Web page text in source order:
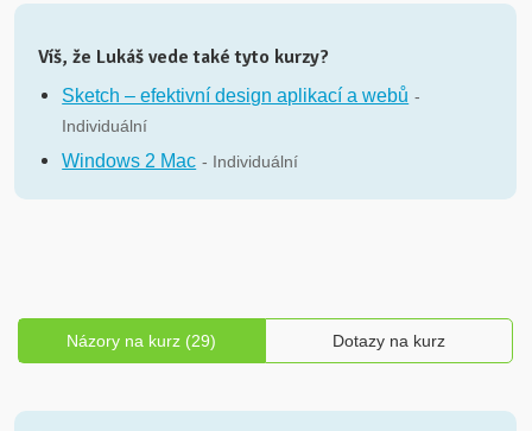
Víš, že Lukáš vede také tyto kurzy?
Sketch – efektivní design aplikací a webů -
Individuální
Windows 2 Mac - Individuální
Názory na kurz (29) Dotazy na kurz